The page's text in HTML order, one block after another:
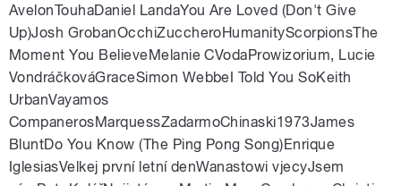
AvelonTouhaDaniel LandaYou Are Loved (Don't Give
Up)Josh GrobanOcchiZuccheroHumanityScorpionsThe
Moment You BelieveMelanie CVodaProwizorium, Lucie
VondráčkováGraceSimon WebbeI Told You SoKeith
UrbanVayamos
CompanerosMarquessZadarmoChinaski1973James
BluntDo You Know (The Ping Pong Song)Enrique
IglesiasVelkej první letní denWanastowi vjecyJsem